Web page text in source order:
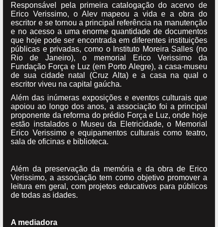
Responsável pela primeira catalogação do acervo de
Erico Verissimo, o Alev mapeou a vida e a obra do
escritor e se tornou a principal referência na manutenção
e no acesso a uma enorme quantidade de documentos
que hoje pode ser encontrada em diferentes instituições
públicas e privadas, como o Instituto Moreira Salles (no
Rio de Janeiro), o memorial Erico Verissimo da
Fundação Força e Luz (em Porto Alegre), a casa-museu
de sua cidade natal (Cruz Alta) e a casa na qual o
escritor viveu na capital gaúcha.
Além das inúmeras exposições e eventos culturais que
apoiou ao longo dos anos, a associação foi a principal
proponente da reforma do prédio Força e Luz, onde hoje
estão instalados o Museu da Eletricidade, o Memorial
Erico Verissimo e equipamentos culturais como teatro,
sala de oficinas e biblioteca.
Além da preservação da memória e da obra de Erico
Verissimo, a associação tem como objetivo promover a
leitura em geral, com projetos educativos para públicos
de todas as idades.
A mediadora